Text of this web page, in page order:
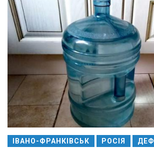
ІВАНО-ФРАНКІВСЬК РОСІЯ